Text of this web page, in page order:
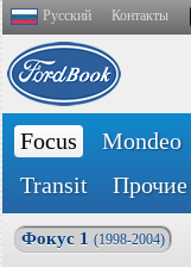
Русский Контакты
Focus Mondeo
Transit
Прочие
Фокус 1 (1998-2004)